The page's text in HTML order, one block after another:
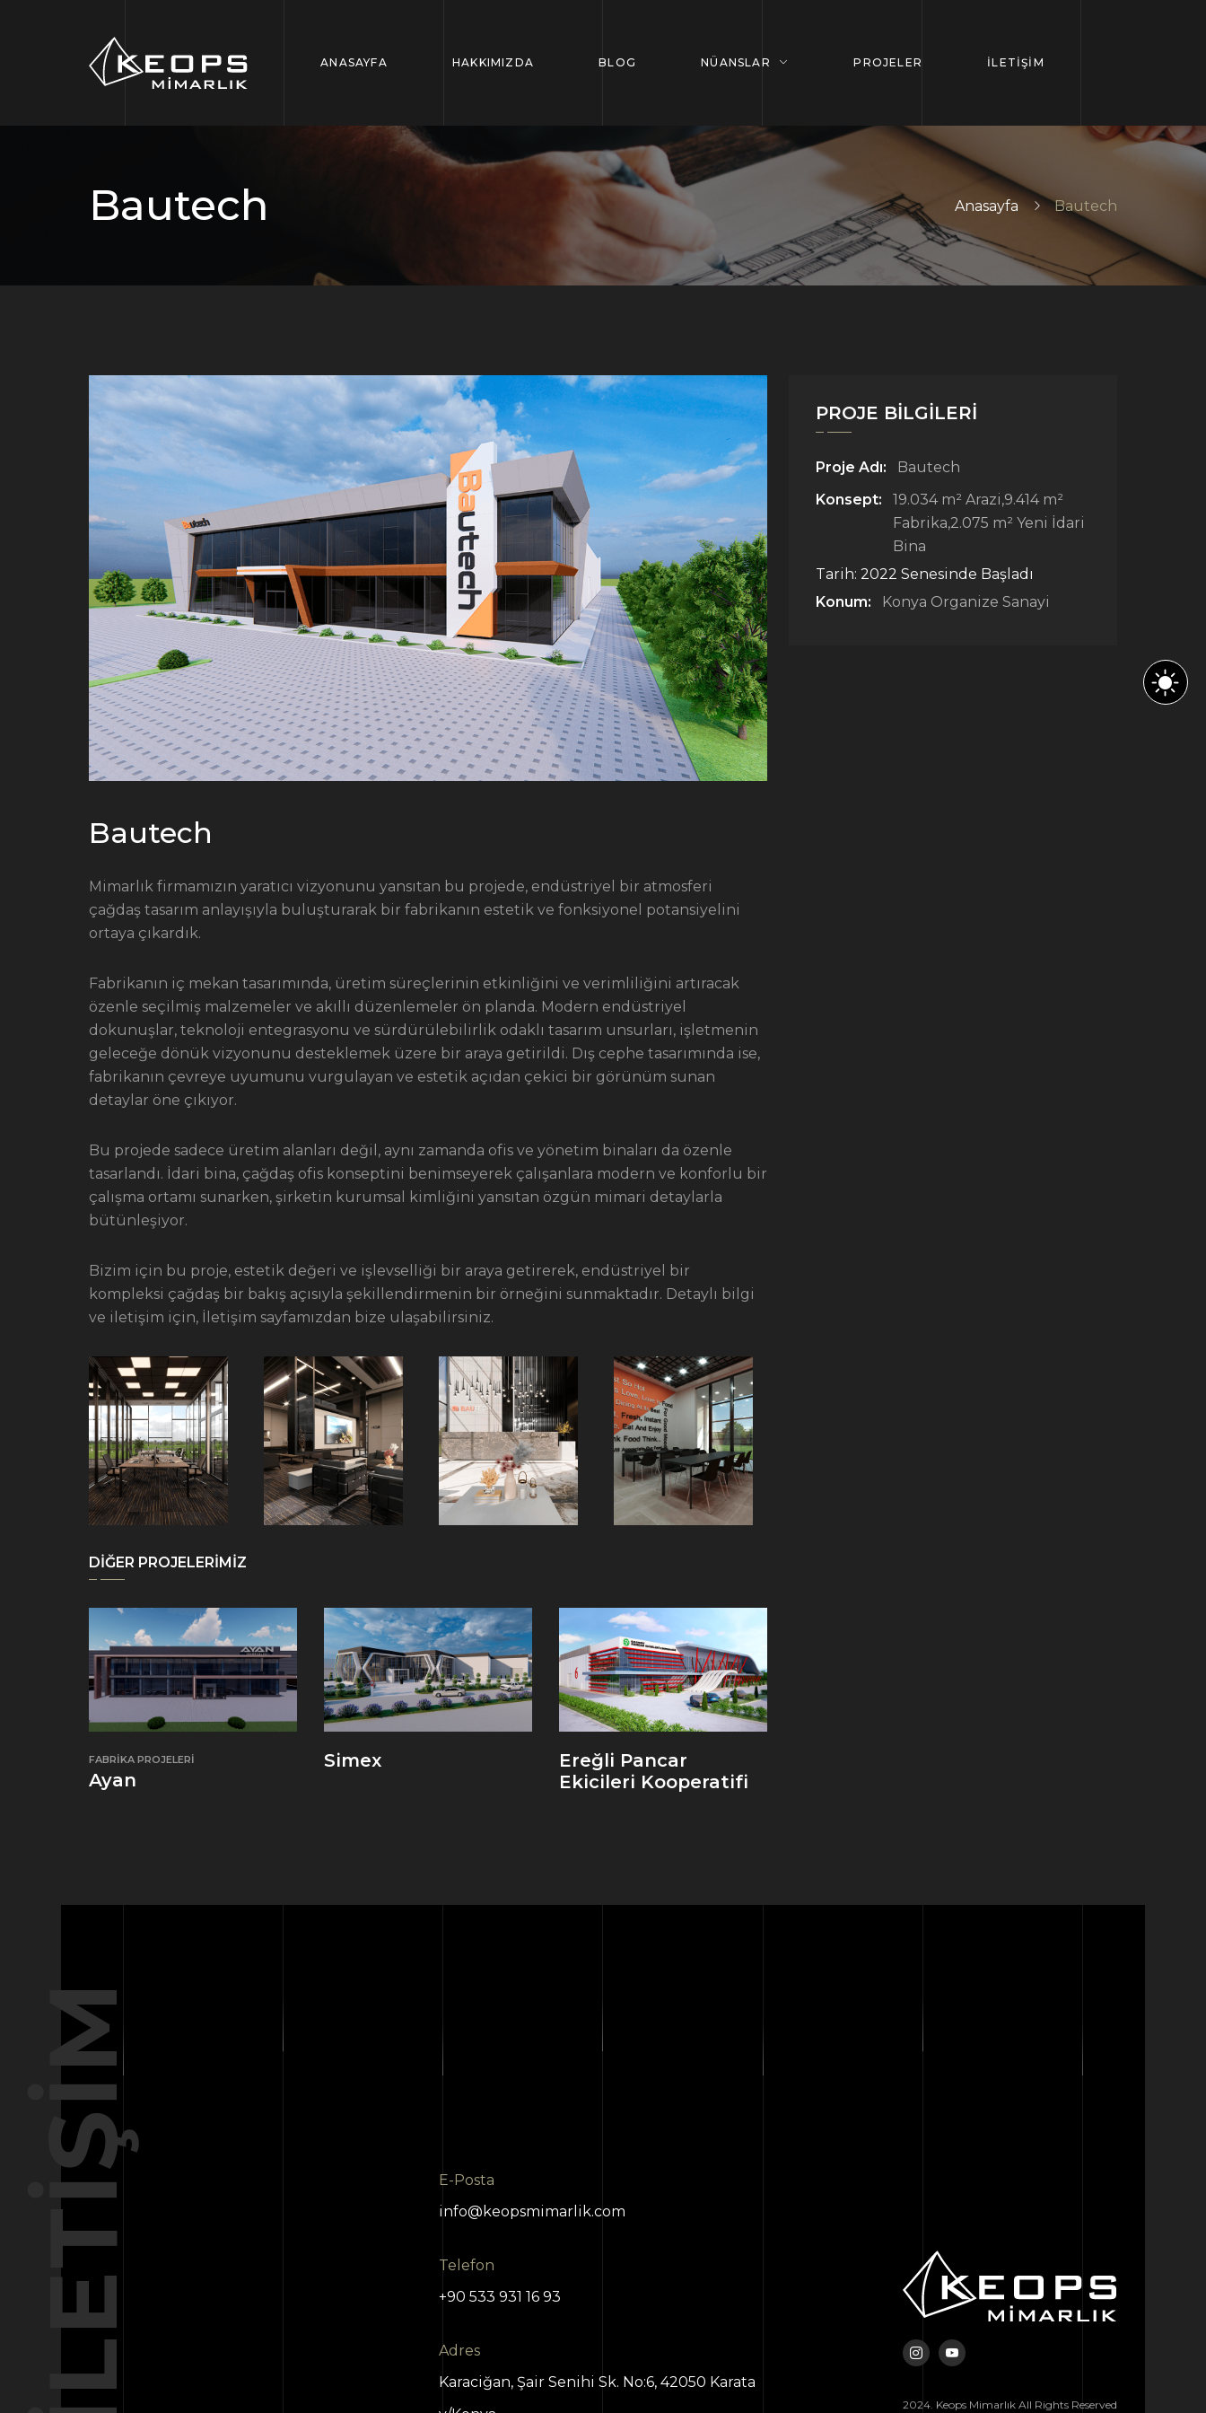
ANASAYFA HAKKIMIZDA BLOG NÜANSLAR PROJELER İLETİŞİM
Bautech Anasayfa Bautech
Bautech
Mimarlık firmamızın yaratıcı vizyonunu yansıtan bu projede, endüstriyel bir atmosferi
çağdaş tasarım anlayışıyla buluşturarak bir fabrikanın estetik ve fonksiyonel potansiyelini
ortaya çıkardık.
Fabrikanın iç mekan tasarımında, üretim süreçlerinin etkinliğini ve verimliliğini artıracak
özenle seçilmiş malzemeler ve akıllı düzenlemeler ön planda. Modern endüstriyel
dokunuşlar, teknoloji entegrasyonu ve sürdürülebilirlik odaklı tasarım unsurları, işletmenin
geleceğe dönük vizyonunu desteklemek üzere bir araya getirildi. Dış cephe tasarımında ise,
fabrikanın çevreye uyumunu vurgulayan ve estetik açıdan çekici bir görünüm sunan
detaylar öne çıkıyor.
Bu projede sadece üretim alanları değil, aynı zamanda ofis ve yönetim binaları da özenle
tasarlandı. İdari bina, çağdaş ofis konseptini benimseyerek çalışanlara modern ve konforlu bir
çalışma ortamı sunarken, şirketin kurumsal kimliğini yansıtan özgün mimari detaylarla
bütünleşiyor.
Bizim için bu proje, estetik değeri ve işlevselliği bir araya getirerek, endüstriyel bir
kompleksi çağdaş bir bakış açısıyla şekillendirmenin bir örneğini sunmaktadır. Detaylı bilgi
ve iletişim için, İletişim sayfamızdan bize ulaşabilirsiniz.
DİĞER PROJELERİMİZ
FABRIKA PROJELERI
Ayan
Simex
Ereğli Pancar
Ekicileri Kooperatifi
PROJE BILGILERI
Proje Adı:
Bautech
Konsept:
19.034 m² Arazi,9.414 m²
Fabrika,2.075 m² Yeni İdari
Bina
Tarih: 2022 Senesinde Başladı
Konum:
Konya Organize Sanayi
İLETIŞIM
E-Posta
info@keopsmimarlik.com
Telefon
+90 533 931 16 93
Adres
Karaciğan, Şair Senihi Sk. No:6, 42050 Karata
2024. Keops Mimarlık All Rights Reserved